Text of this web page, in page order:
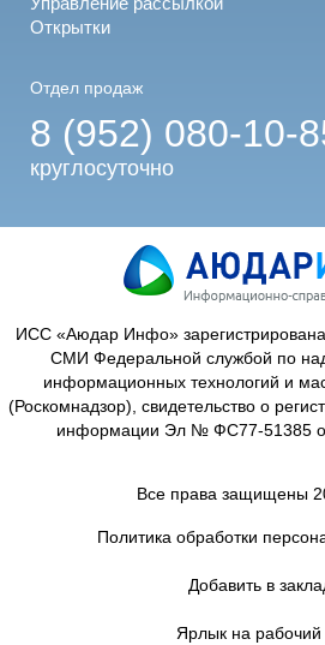
Открытки
Отдел продаж
8 (952) 080-10-
круглосуточно
ИСС «Аюдар Инфо» зарегистрирована
СМИ Федеральной службой по
информационных технологий и
(Роскомнадзор), свидетельство о
информации Эл № ФС77-51385 от
Все права защищены
Политика обработки
Добавить в
Ярлык на рабочий